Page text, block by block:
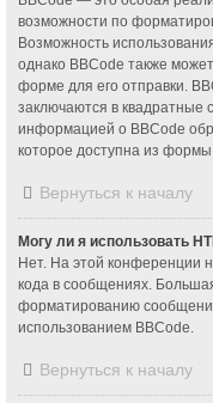
возможности по
Возможность
однако BBCode также
форме для его отправки.
заключаются в квадратные
информацией о BBCode
которое доступна из
Вернуться к началу
Могу ли я использовать
Нет. На этой конференции
кода в сообщениях.
форматированию
использованием BBCode.
Вернуться к началу